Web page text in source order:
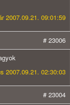
2007.09.21. 09:01:59
# 23006
2007.09.21. 02:30:03
# 23004